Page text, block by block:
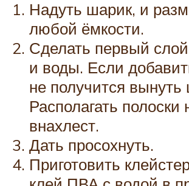
Надуть шарик, и
любой ёмкости.
Сделать первый
и воды. Если
не получится вынуть
Располагать полоски
внахлест.
Дать просохнуть.
Приготовить